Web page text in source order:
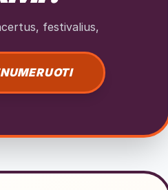
festivalius,